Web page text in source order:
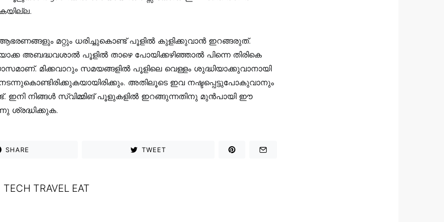
ആഭരണങ്ങളും മറ്റും ധരിച്ചുകൊണ്ട് പൂളിൽ കുളിക്കുവാൻ ഇറങ്ങരുത്.
അബദ്ധവശാൽ പൂളിൽ താഴെ പോയിക്കഴിഞ്ഞാൽ പിന്നെ തിരികെ
മിക്കവാറും സമയങ്ങളിൽ പൂളിലെ വെള്ളം ശുദ്ധിയാക്കുവാനായി
അതിലൂടെ ഇവ നഷ്ടപ്പെട്ടുപോകുവാനും
നിങ്ങൾ സ്വിമ്മിങ് പൂളുകളിൽ ഇറങ്ങുന്നതിനു മുൻപായി ഈ
ശ്രദ്ധിക്കുക.
SHARE TWEET
TECH TRAVEL EAT